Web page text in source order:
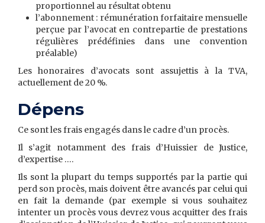
proportionnel au résultat obtenu
l’abonnement : rémunération forfaitaire mensuelle
perçue par l’avocat en contrepartie de prestations
régulières prédéfinies dans une convention
préalable)
Les honoraires d’avocats sont assujettis à la TVA,
actuellement de 20 %.
Dépens
Ce sont les frais engagés dans le cadre d’un procès.
Il s’agit notamment des frais d’Huissier de Justice,
d’expertise ….
Ils sont la plupart du temps supportés par la partie qui
perd son procès, mais doivent être avancés par celui qui
en fait la demande (par exemple si vous souhaitez
intenter un procès vous devrez vous acquitter des frais